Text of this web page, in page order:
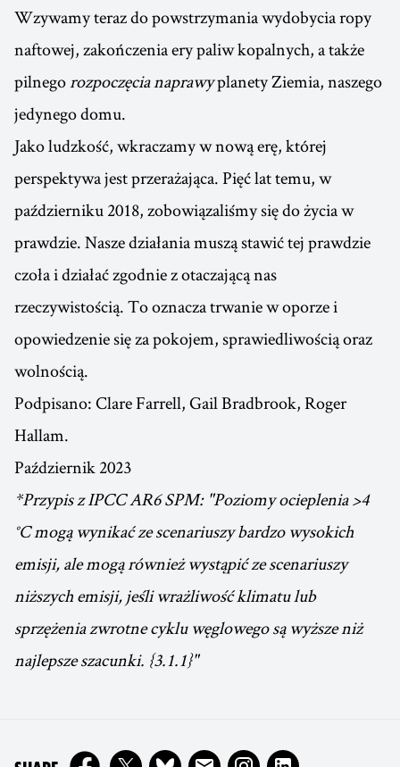
Wzywamy teraz do powstrzymania wydobycia ropy
naftowej, zakończenia ery paliw kopalnych, a także
pilnegorozpoczęcia naprawyplanety Ziemia, naszego
jedynego domu.
Jako ludzkość, wkraczamy w nową erę, której
perspektywa jest przerażająca. Pięć lat temu, w
październiku 2018, zobowiązaliśmy się do życia w
prawdzie. Nasze działania muszą stawić tej prawdzie
czoła i działać zgodnie z otaczającą nas
rzeczywistością. To oznacza trwanie w oporze i
opowiedzenie się za pokojem, sprawiedliwością oraz
wolnością.
Podpisano: Clare Farrell, Gail Bradbrook, Roger
Hallam.
Październik 2023
* Przypis z IPCC AR6 SPM: "Poziomy ocieplenia >4
°C mogą wynikać ze scenariuszy bardzo wysokich
emisji, ale mogą również wystąpić ze scenariuszy
niższych emisji, jeśli wrażliwość klimatu lub
sprzężenia zwrotne cyklu węglowego są wyższe niż
najlepsze szacunki. {3.1.1}"